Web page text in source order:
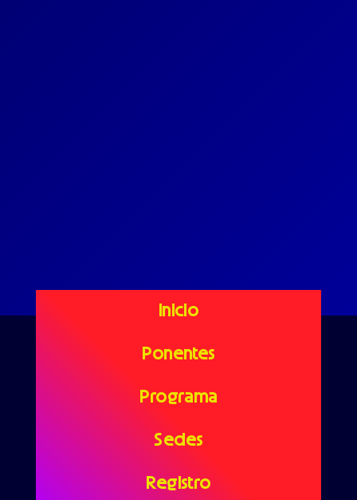
Letrastica 6
Inicio
Ponentes
Programa
Sedes
Registro